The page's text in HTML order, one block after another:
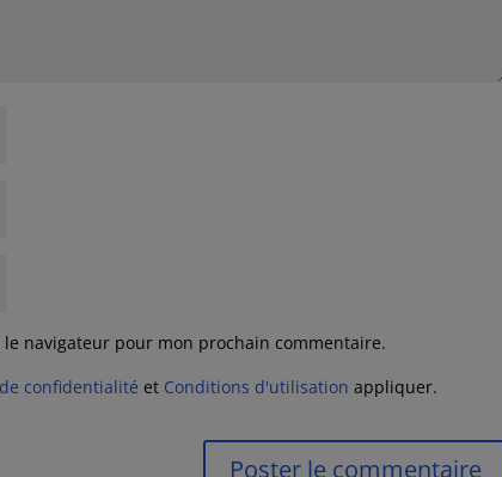
navigateur pour mon prochain commentaire.
confidentialité et Conditions d'utilisation appliquer.